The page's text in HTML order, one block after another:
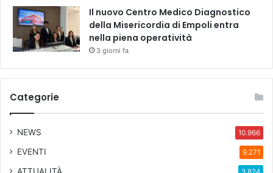
Il nuovo Centro Medico Diagnostico
della Misericordia di Empoli entra
nella piena operatività
3 giorni fa
Categorie
NEWS 10.966
EVENTI 9.271